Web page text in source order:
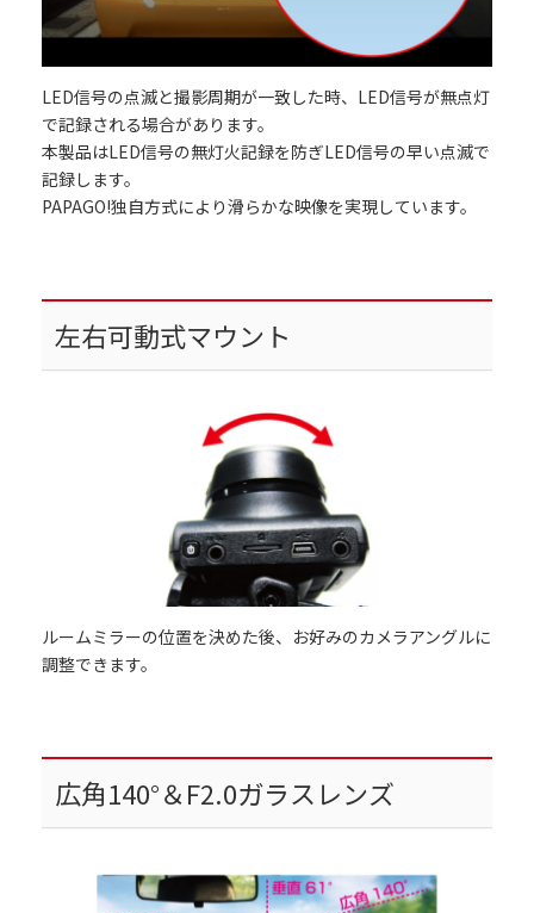
LED信号の点滅と撮影周期が一致した時、LED信号が無点灯
で記録される場合があります。
本製品はLED信号の無灯火記録を防ぎLED信号の早い点滅で
記録します。
PAPAGO!独自方式により滑らかな映像を実現しています。
左右可動式マウント
ルームミラーの位置を決めた後、お好みのカメラアングルに
調整できます。
広角140°＆F2.0ガラスレンズ